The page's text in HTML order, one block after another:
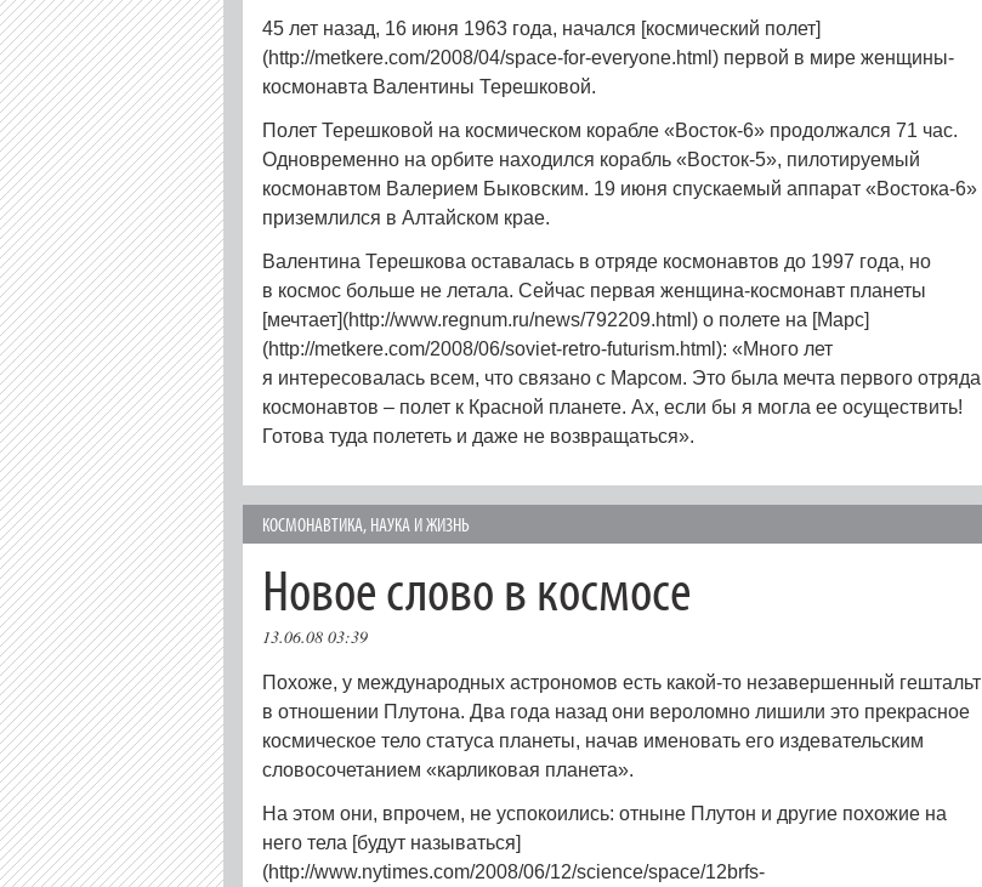
45 лет назад, 16 июня 1963 года, начался [космический полет]
(http://metkere.com/2008/04/space-for-everyone.html) первой в мире женщины-
космонавта Валентины Терешковой.
Полет Терешковой на космическом корабле «Восток‑6» продолжался 71 час.
Одновременно на орбите находился корабль «Восток‑5», пилотируемый
космонавтом Валерием Быковским. 19 июня спускаемый аппарат «Востока‑6»
приземлился в Алтайском крае.
Валентина Терешкова оставалась в отряде космонавтов до 1997 года, но
в космос больше не летала. Сейчас первая женщина-космонавт планеты
[мечтает](http://www.regnum.ru/news/792209.html) о полете на [Марс]
(http://metkere.com/2008/06/soviet-retro-futurism.html): «Много лет
я интересовалась всем, что связано с Марсом. Это была мечта первого отряда
космонавтов – полет к Красной планете. Ах, если бы я могла ее осуществить!
Готова туда полететь и даже не возвращаться».
КОСМОНАВТИКА, НАУКА И ЖИЗНЬ
Новое слово в космосе
13.06.08 03:39
Похоже, у международных астрономов есть какой-то незавершенный гештальт
в отношении Плутона. Два года назад они вероломно лишили это прекрасное
космическое тело статуса планеты, начав именовать его издевательским
словосочетанием «карликовая планета».
На этом они, впрочем, не успокоились: отныне Плутон и другие похожие на
него тела [будут называться]
(http://www.nytimes.com/2008/06/12/science/space/12brfs-